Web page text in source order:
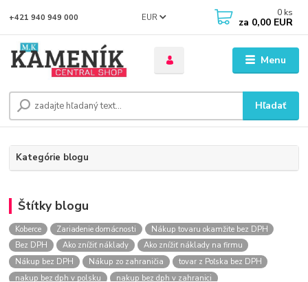
Menu
EUR
Hľadať
+421 940 949 000 0 ks
za 0,00 EUR
Kategórie blogu
Štítky blogu
Koberce Zariadenie domácnosti
Nákup tovaru okamžite bez DPH
Bez DPH
Ako znížiť náklady
Ako znížiť náklady na firmu
Nákup bez DPH
Nákup zo zahraničia
tovar z Poľska bez DPH
nakup bez dph v polsku
nakup bez dph v zahranici